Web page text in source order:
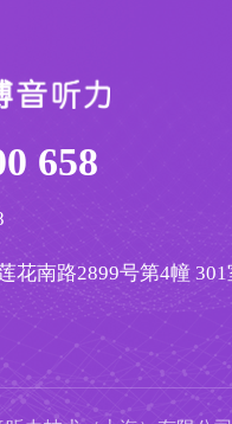
658
花南路2899号第4幢 301